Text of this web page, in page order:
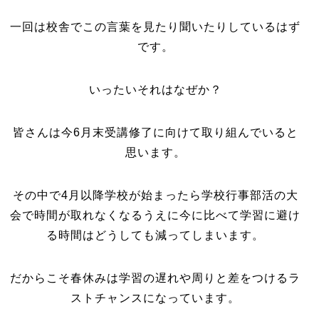
一回は校舎でこの言葉を見たり聞いたりしているはず
です。
いったいそれはなぜか？
皆さんは今6月末受講修了に向けて取り組んでいると
思います。
その中で4月以降学校が始まったら学校行事部活の大
会で時間が取れなくなるうえに今に比べて学習に避け
る時間はどうしても減ってしまいます。
だからこそ春休みは学習の遅れや周りと差をつけるラ
ストチャンスになっています。